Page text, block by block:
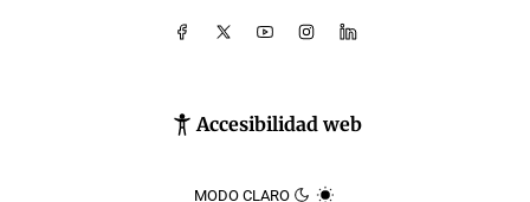
Accesibilidad web
MODO CLARO